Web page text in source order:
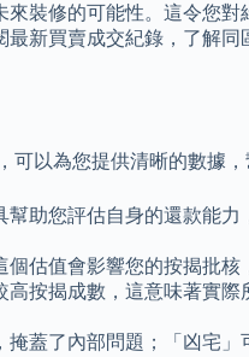
裝修的可能性。這令您對
新買賣成交紀錄，了解
以為您提供清晰的數據，
助您評估自身的還款能
估值會影響您的按揭批核
按揭成數，這意味著實
蓋了內部問題；「凶宅